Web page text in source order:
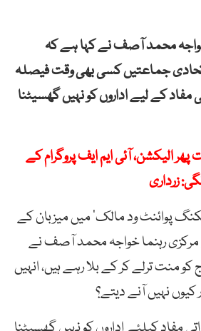
خواجہ محمد آصف نے کہا ہے کہ
جماعتیں کسی بھی وقت فیصلہ
مفاد کے لیے اداروں کو نہیں گھسیٹنا
الیکشن، آئی ایم ایف پروگرام کے
زرداری
پوائنٹ ود مالک‘ میں میزبان کے
مرکزی رہنما خواجہ محمد آصف نے
کو منت ترلے کر کے بلا رہے ہیں، انہیں
کیوں نہیں آنے دیتے؟